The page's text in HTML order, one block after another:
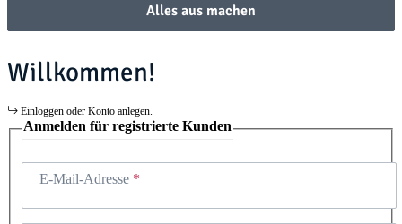
Alles aus machen
Willkommen!
Einloggen oder Konto anlegen.
Anmelden für registrierte Kunden
E-Mail-Adresse